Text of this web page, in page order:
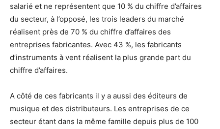
salarié et ne représentent que 10 % du chiffre d’affaires
du secteur, à l’opposé, les trois leaders du marché
réalisent près de 70 % du chiffre d’affaires des
entreprises fabricantes. Avec 43 %, les fabricants
d’instruments à vent réalisent la plus grande part du
chiffre d’affaires.
A côté de ces fabricants il y a aussi des éditeurs de
musique et des distributeurs. Les entreprises de ce
secteur étant dans la même famille depuis plus de 100